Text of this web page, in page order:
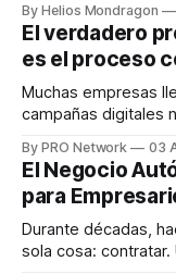
dispositivos
en tiempo real para
decisiones sobre su
responder
By Helios Mondragon
El verdadero
es el proceso
Muchas empresas
campañas digitales
INTERIUS, el problema
una entrevista para
marketing digital
By PRO Network 03
El Negocio
para
Durante décadas,
sola cosa: contratar.